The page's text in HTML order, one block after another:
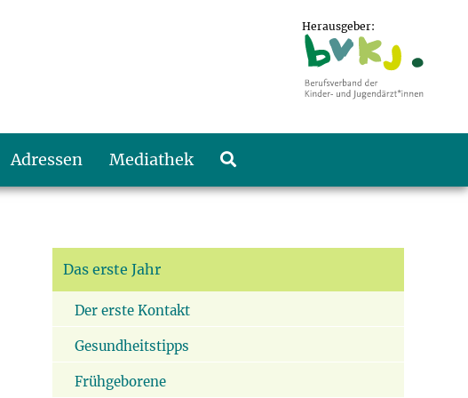
Herausgeber:
Adressen Mediathek
Das erste Jahr
Der erste Kontakt
Gesundheitstipps
Frühgeborene